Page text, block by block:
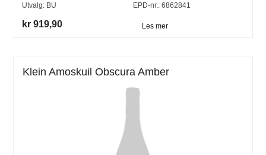
Utvalg: BU
EPD-nr.: 6862841
kr 919,90 Les mer
Klein Amoskuil Obscura Amber